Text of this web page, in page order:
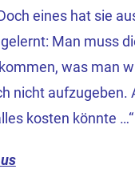
eines hat sie
Man muss
was man
nicht aufzugeben.
kosten könnte